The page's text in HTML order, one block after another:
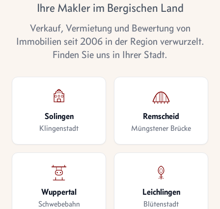
Ihre Makler im Bergischen Land
Verkauf, Vermietung und Bewertung von
Immobilien seit 2006 in der Region verwurzelt.
Finden Sie uns in Ihrer Stadt.
Solingen
Klingenstadt
Remscheid
Müngstener Brücke
Wuppertal
Schwebebahn
Leichlingen
Blütenstadt